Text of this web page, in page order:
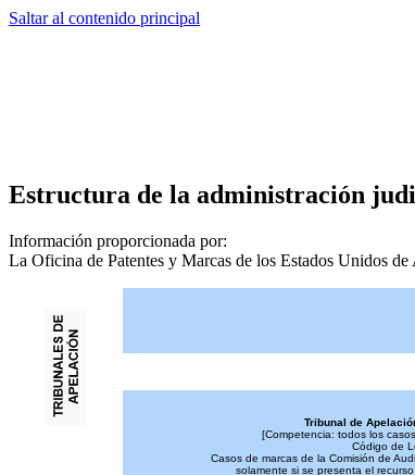
Saltar al contenido principal
Estructura de la administración
Información proporcionada por:
La Oficina de Patentes y Marcas de los Estados Unidos
Tribunal de
[Competencia: todos los
Código de
Casos de marcas de la Comisión de
solamente si se presenta el